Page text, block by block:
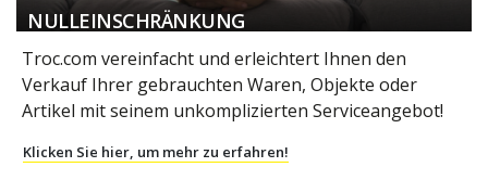
NULLEINSCHRÄNKUNG
Troc.com vereinfacht und erleichtert Ihnen den
Verkauf Ihrer gebrauchten Waren, Objekte oder
Artikel mit seinem unkomplizierten Serviceangebot!
Klicken Sie hier, um mehr zu erfahren!